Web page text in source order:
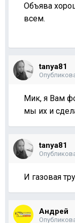
Объява
всем.
tanya81
Мик, я Вам
мы их и
tanya81
И газовая
Андрей